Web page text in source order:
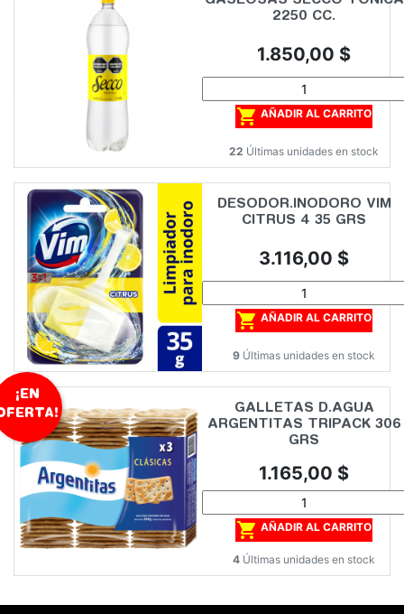
2250 CC.
Precio
1.850,00 $
 AÑADIR AL CARRITO
22 Últimas unidades en stock
DESODOR.INODORO VIM
CITRUS 4 35 GRS
Precio
3.116,00 $
 AÑADIR AL CARRITO
9 Últimas unidades en stock
GALLETAS D.AGUA
ARGENTITAS TRIPACK 306
GRS
Precio
1.165,00 $
 AÑADIR AL CARRITO
4 Últimas unidades en stock
¡EN